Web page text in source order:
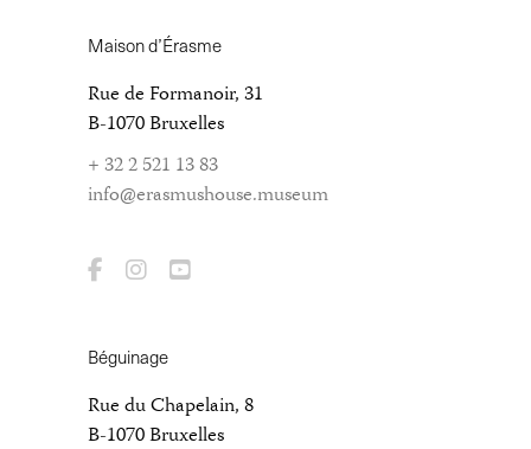
Maison d’Érasme
Rue de Formanoir, 31
B-1070 Bruxelles
+ 32 2 521 13 83
info@erasmushouse.museum
Béguinage
Rue du Chapelain, 8
B-1070 Bruxelles